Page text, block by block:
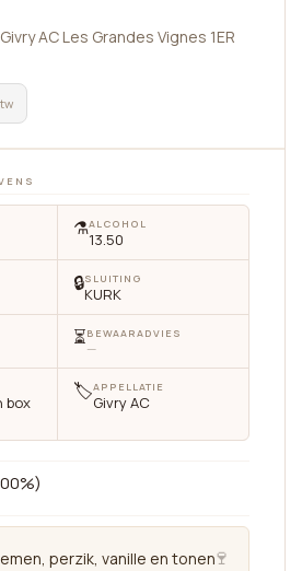
AC Les Grandes Vignes 1ER
⚗️ALCOHOL
13.50
🔒SLUITING
KURK
⏳BEWAARADVIES
—
box
🏷APPELLATIE
Givry AC
🍷
perzik, vanille en tonen